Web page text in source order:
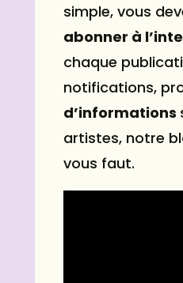
simple, vous
abonner à
chaque
notifications,
d’informations
artistes, notre
vous faut.